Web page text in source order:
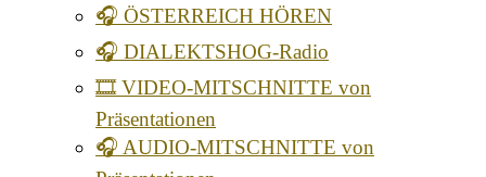
🎧 ÖSTERREICH HÖREN
🎧 DIALEKTSHOG-Radio
🎞️ VIDEO-MITSCHNITTE von
Präsentationen
🎧 AUDIO-MITSCHNITTE von